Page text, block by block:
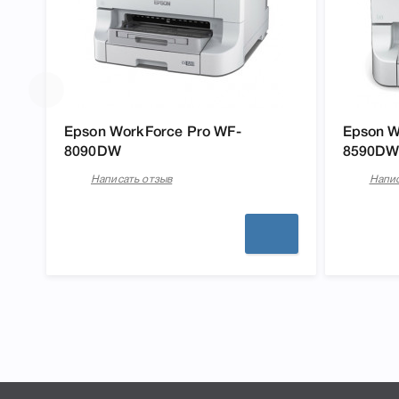
Epson WorkForce Pro WF-
8090DW
Написать отзыв
Epson